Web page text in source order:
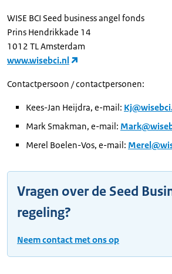
WISE BCI Seed business angel fonds
Prins Hendrikkade 14
1012 TL Amsterdam
www.wisebci.nl
Contactpersoon / contactpersonen:
Kees-Jan Heijdra, e-mail:
Mark Smakman, e-mail:
Merel Boelen-Vos, e-mail:
Vragen over de Seed
regeling?
Neem contact met ons op